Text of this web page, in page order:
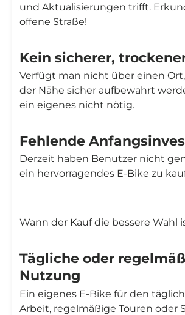
und Aktualisierungen trifft.
offene Straße!
Kein sicherer,
Verfügt man nicht über einen
der Nähe sicher aufbewahrt
ein eigenes nicht nötig.
Fehlende
Derzeit haben Benutzer nicht
ein hervorragendes E-Bike zu
Wann der Kauf die bessere Wahl
Tägliche oder
Nutzung
Ein eigenes E-Bike für den
Arbeit, regelmäßige Touren oder